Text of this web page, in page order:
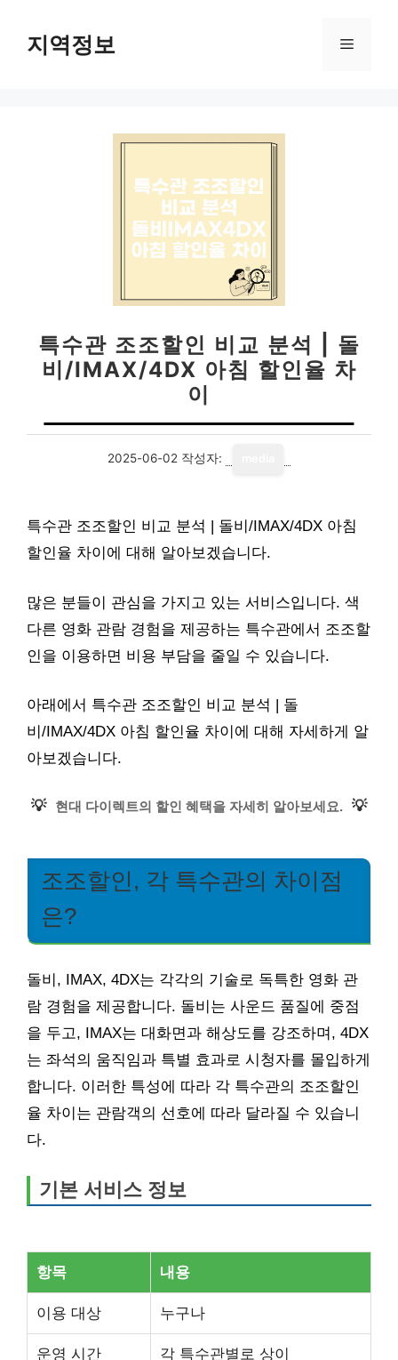
지역정보 메
특수관 조조할인 비교 분석 | 돌
비/IMAX/4DX 아침 할인율 차
이
2025-06-02 작성자:
특수관 조조할인 비교 분석 | 돌비/IMAX/4DX 아침
할인율 차이에 대해 알아보겠습니다.
많은 분들이 관심을 가지고 있는 서비스입니다. 색
다른 영화 관람 경험을 제공하는 특수관에서 조조할
인을 이용하면 비용 부담을 줄일 수 있습니다.
아래에서 특수관 조조할인 비교 분석 | 돌
비/IMAX/4DX 아침 할인율 차이에 대해 자세하게 알
아보겠습니다.
💡 현대 다이렉트의 할인 혜택을 자세히 알아보세요. 💡
조조할인, 각 특수관의 차이점
은?
돌비, IMAX, 4DX는 각각의 기술로 독특한 영화 관
람 경험을 제공합니다. 돌비는 사운드 품질에 중점
을 두고, IMAX는 대화면과 해상도를 강조하며, 4DX
는 좌석의 움직임과 특별 효과로 시청자를 몰입하게
합니다. 이러한 특성에 따라 각 특수관의 조조할인
율 차이는 관람객의 선호에 따라 달라질 수 있습니
다.
기본 서비스 정보
항목 내용
이용 대상 누구나
운영 시간 각 특수관별로 상이